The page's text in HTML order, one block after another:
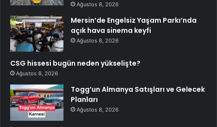
Ağustos 8, 2026
Mersin’de Engelsiz Yaşam Parkı’nda
açık hava sinema keyfi
Ağustos 8, 2026
CSG hissesi bugün neden yükselişte?
Ağustos 8, 2026
Togg’un Almanya Satışları ve Gelecek
Planları
Ağustos 8, 2026